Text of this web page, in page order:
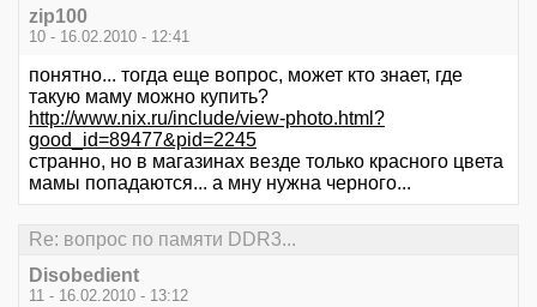
zip100
10 - 16.02.2010 - 12:41
понятно... тогда еще вопрос, может кто знает, где
такую маму можно купить?
http://www.nix.ru/include/view-photo.html?
good_id=89477&pid=2245
странно, но в магазинах везде только красного цвета
мамы попадаются... а мну нужна черного...
Re: вопрос по памяти DDR3...
Disobedient
11 - 16.02.2010 - 13:12